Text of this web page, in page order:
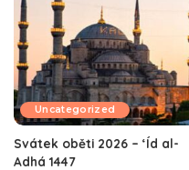
Uncategorized
Svátek oběti 2026 – ‘Íd al-
Adhá 1447